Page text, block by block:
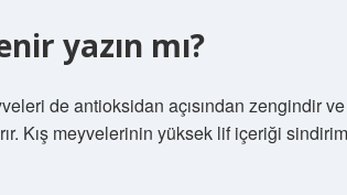
yazın mı?
de antioksidan açısından zengindir
Kış meyvelerinin yüksek lif içeriği